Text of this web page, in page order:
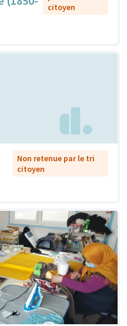
citoyen
Non retenue par le tri
citoyen